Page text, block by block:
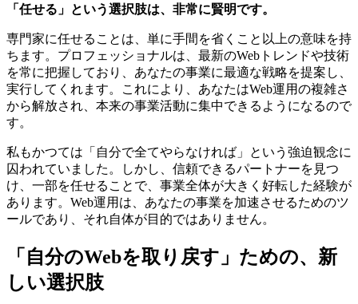
「任せる」という選択肢は、非常に賢明です。
専門家に任せることは、単に手間を省くこと以上の意味を持
ちます。プロフェッショナルは、最新のWebトレンドや技術
を常に把握しており、あなたの事業に最適な戦略を提案し、
実行してくれます。これにより、あなたはWeb運用の複雑さ
から解放され、本来の事業活動に集中できるようになるので
す。
私もかつては「自分で全てやらなければ」という強迫観念に
囚われていました。しかし、信頼できるパートナーを見つ
け、一部を任せることで、事業全体が大きく好転した経験が
あります。Web運用は、あなたの事業を加速させるためのツ
ールであり、それ自体が目的ではありません。
「自分のWebを取り戻す」ための、新
しい選択肢